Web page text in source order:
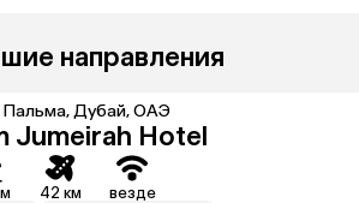
направления
Дубай, ОАЭ
Jumeirah Hotel
42 км везде